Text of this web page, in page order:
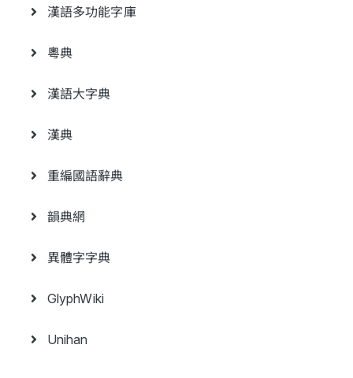
漢語多功能字庫
粵典
漢語大字典
漢典
重編國語辭典
韻典網
異體字字典
GlyphWiki
Unihan